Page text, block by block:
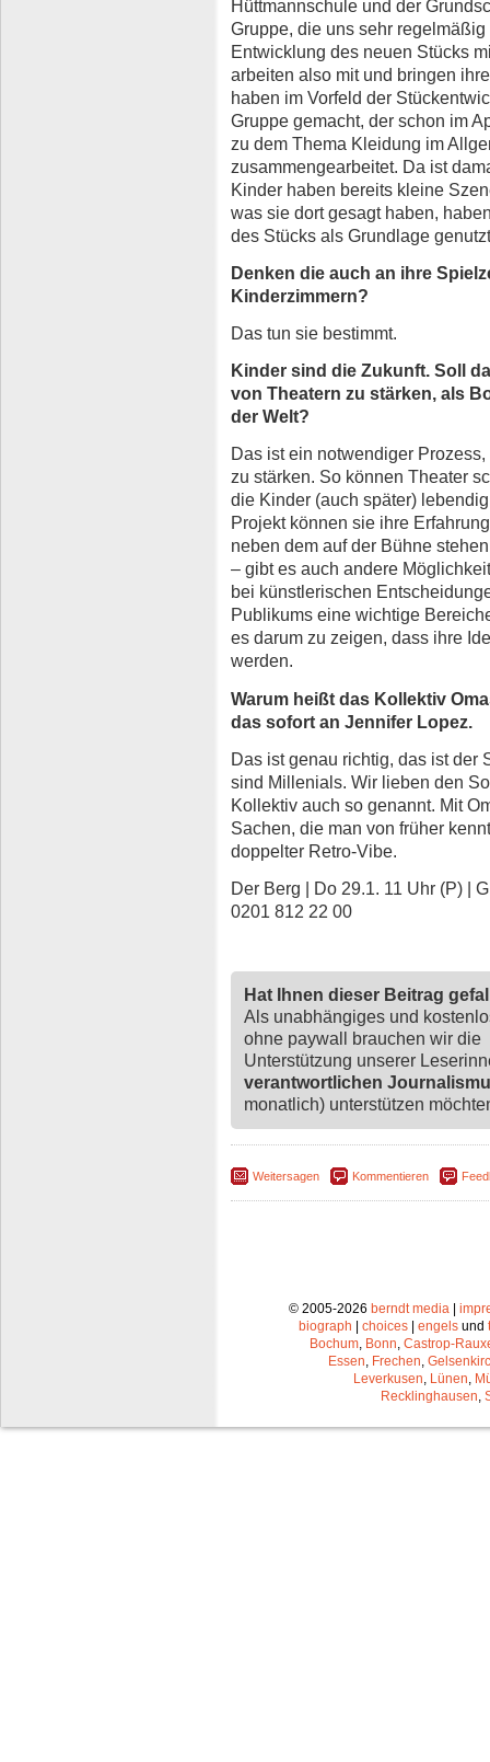
Hüttmannschule und der
Gruppe, die uns sehr
Entwicklung des neuen Stücks
arbeiten also mit und bringen
haben im Vorfeld der
Gruppe gemacht, der schon im
zu dem Thema Kleidung im
zusammengearbeitet. Da ist
Kinder haben bereits kleine
was sie dort gesagt haben,
des Stücks als Grundlage
Denken die auch an ihre
Kinderzimmern?
Das tun sie bestimmt.
Kinder sind die Zukunft. Soll
von Theatern zu stärken, als
der Welt?
Das ist ein notwendiger
zu stärken. So können Theater
die Kinder (auch später)
Projekt können sie ihre
neben dem auf der Bühne
– gibt es auch andere
bei künstlerischen
Publikums eine wichtige
es darum zu zeigen, dass ihre
werden.
Warum heißt das Kollektiv
das sofort an Jennifer Lopez.
Das ist genau richtig, das ist der
sind Millenials. Wir lieben den
Kollektiv auch so genannt. Mit
Sachen, die man von früher
doppelter Retro-Vibe.
Der Berg | Do 29.1. 11 Uhr (P) |
0201 812 22 00
Hat Ihnen dieser Beitrag
Als unabhängiges und
ohne paywall brauchen wir die
Unterstützung unserer
verantwortlichen
monatlich) unterstützen
Weitersagen Kommentieren
© 2005-2026 berndt media |
biograph | choices | engels und
Bochum Bonn Castrop-
Essen Frechen
Leverkusen Lünen
Recklinghausen